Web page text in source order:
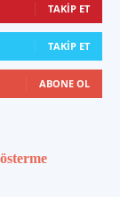
TAKIP ET
TAKIP ET
ABONE OL